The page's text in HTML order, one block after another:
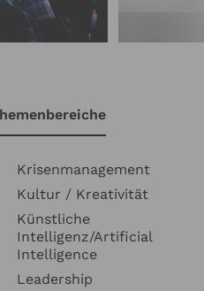
Krisenmanagement
Kultur / Kreativität
Künstliche
Intelligenz/Artificial
Intelligence
Leadership